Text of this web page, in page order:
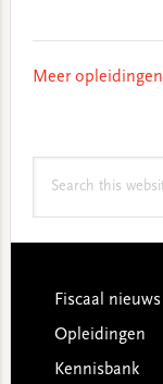
Meer opleidingen
Footer
Fiscaal nieuws
Opleidingen
Kennisbank